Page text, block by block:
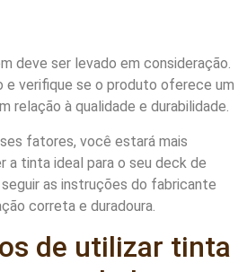
deve ser levado em consideração.
e verifique se o produto oferece um
relação à qualidade e durabilidade.
fatores, você estará mais
a tinta ideal para o seu deck de
as instruções do fabricante
correta e duradoura.
de utilizar tinta